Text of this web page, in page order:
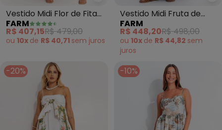
Vestido Midi Flor de Fita
(Bege)
FARM
R$ 407,15R$ 479,00
ou 10x de R$ 40,71 sem juros
Vestido Midi Fruta de
Verão (Off White)
FARM
R$ 448,20R$ 498,00
ou 10x de R$ 44,82 sem
juros
-20% -10%